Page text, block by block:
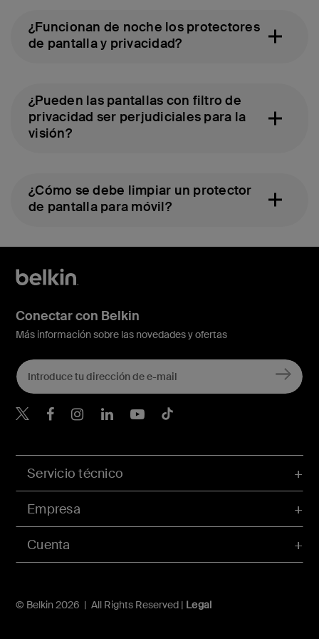
¿Funcionan de noche los protectores
de pantalla y privacidad?
¿Pueden las pantallas con filtro de
privacidad ser perjudiciales para la
visión?
¿Cómo se debe limpiar un protector
de pantalla para móvil?
Cuenta
Servicio técnico
Empresa
© Belkin 2026 | All Rights Reserved | Legal
Conectar con Belkin
Más información sobre las novedades y ofertas
Belkin Twitter